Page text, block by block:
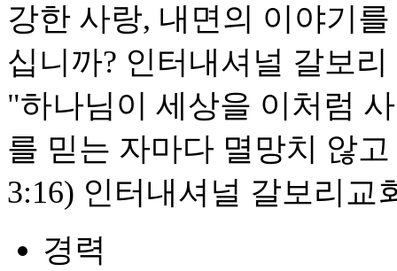
강한 사랑, 내면의 이야기
십니까? 인터내셔널 갈보
"하나님이 세상을 이처럼
를 믿는 자마다 멸망치 않
3:16) 인터내셔널 갈보리교
경력